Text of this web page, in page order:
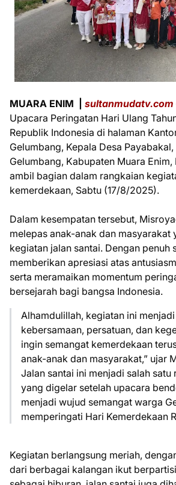
MUARA ENIM | sultanmudatv.com
Upacara Peringatan Hari Ulang
Republik Indonesia di halaman
Gelumbang, Kepala Desa
Gelumbang, Kabupaten Muara
ambil bagian dalam rangkaian
kemerdekaan, Sabtu (17/8/2025).
Dalam kesempatan tersebut,
melepas anak-anak dan masyarakat
kegiatan jalan santai. Dengan penuh
memberikan apresiasi atas
serta meramaikan momentum
bersejarah bagi bangsa Indonesia.
Alhamdulillah, kegiatan ini
kebersamaan, persatuan, dan
ingin semangat kemerdekaan
anak-anak dan masyarakat,” ujar
Jalan santai ini menjadi salah satu
yang digelar setelah upacara
menjadi wujud semangat warga
memperingati Hari Kemerdekaan
Kegiatan berlangsung meriah,
dari berbagai kalangan ikut